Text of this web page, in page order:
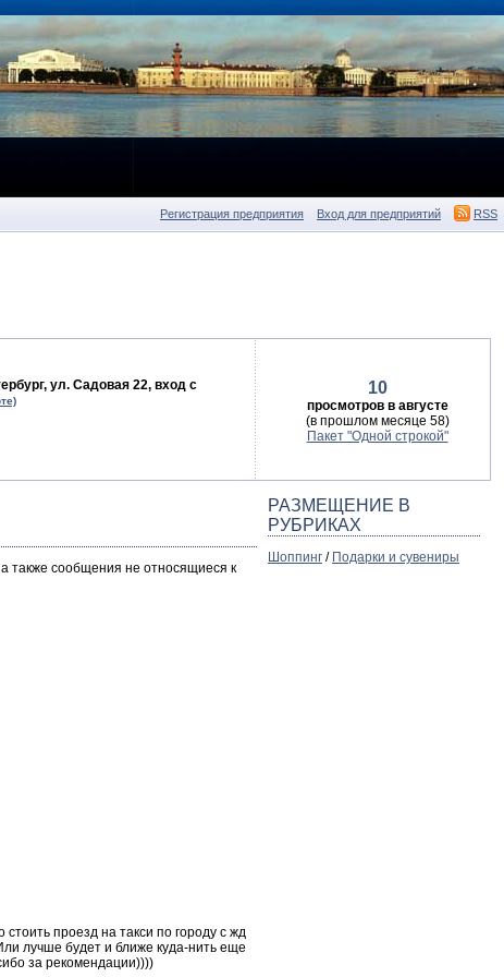
Регистрация предприятия Вход для предприятий RSS
ул. Садовая 22, вход с
10
просмотров в августе
(в прошлом месяце 58)
Пакет "Одной строкой"
также сообщения не относящиеся к
проезд на такси по городу с жд
лучше будет и ближе куда-нить еще
за рекомендации))))
РАЗМЕЩЕНИЕ В
РУБРИКАХ
Шоппинг / Подарки и сувениры